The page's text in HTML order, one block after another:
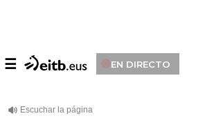
☰ EN DIRECTO